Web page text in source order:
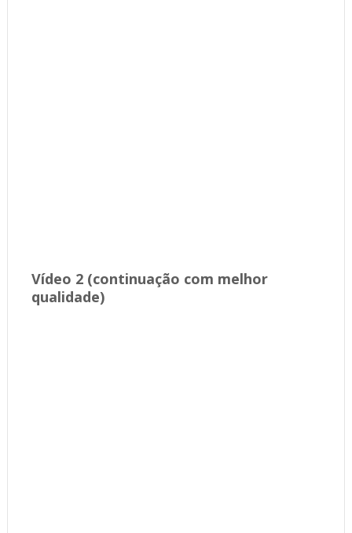
Vídeo 2 (continuação com melhor
qualidade)